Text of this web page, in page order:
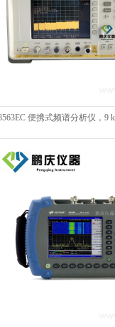
便携式频谱分析仪，9